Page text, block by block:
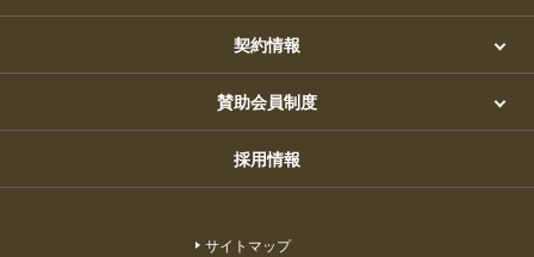
契約情報
賛助会員制度
採用情報
サイトマップ